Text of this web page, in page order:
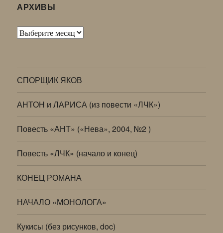
АРХИВЫ
Архивы
СПОРЩИК ЯКОВ
АНТОН и ЛАРИСА (из повести «ЛЧК»)
Повесть «АНТ» («Нева», 2004, №2 )
Повесть «ЛЧК» (начало и конец)
КОНЕЦ РОМАНА
НАЧАЛО «МОНОЛОГА»
Кукисы (без рисунков, doc)